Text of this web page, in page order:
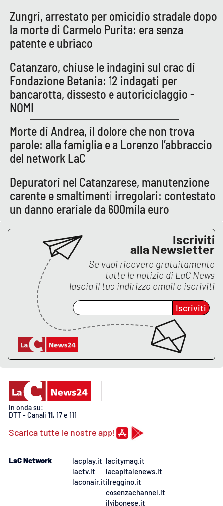
Zungri, arrestato per omicidio stradale dopo
la morte di Carmelo Purita: era senza
patente e ubriaco
Catanzaro, chiuse le indagini sul crac di
Fondazione Betania: 12 indagati per
bancarotta, dissesto e autoriciclaggio -
NOMI
Morte di Andrea, il dolore che non trova
parole: alla famiglia e a Lorenzo l’abbraccio
del network LaC
Depuratori nel Catanzarese, manutenzione
carente e smaltimenti irregolari: contestato
un danno erariale da 600mila euro
Iscriviti
alla Newsletter
Se vuoi ricevere gratuitamente
tutte le notizie di LaC News
lascia il tuo indirizzo email e iscriviti
Iscriviti
In onda su:
DTT - Canali 11, 17 e 111
Scarica tutte le nostre app!
LaC Network
lacplay.it
lactv.it
laconair.it
lacitymag.it
lacapitalenews.it
ilreggino.it
cosenzachannel.it
ilvibonese.it